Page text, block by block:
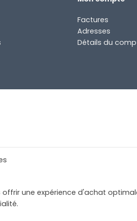
Factures
Adresses
Détails du
une expérience d'achat